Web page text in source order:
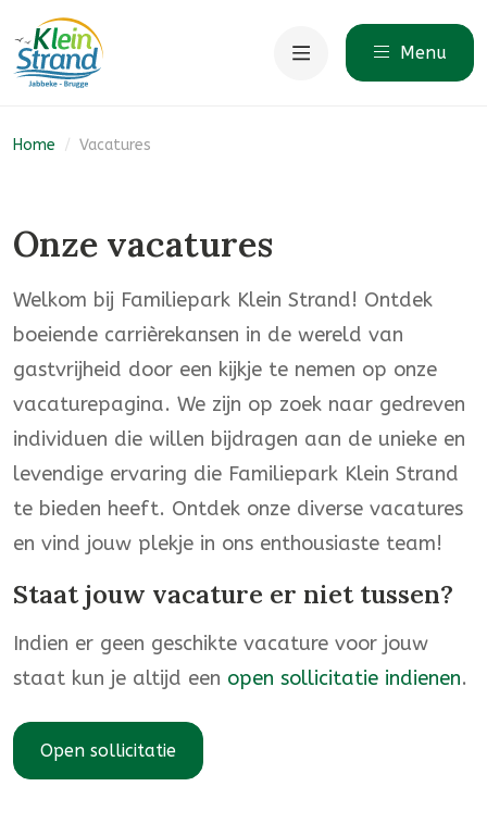
Menu
Home / Vacatures
Onze vacatures
Welkom bij Familiepark Klein Strand! Ontdek
boeiende carrièrekansen in de wereld van
gastvrijheid door een kijkje te nemen op onze
vacaturepagina. We zijn op zoek naar gedreven
individuen die willen bijdragen aan de unieke en
levendige ervaring die Familiepark Klein Strand
te bieden heeft. Ontdek onze diverse vacatures
en vind jouw plekje in ons enthousiaste team!
Staat jouw vacature er niet tussen?
Indien er geen geschikte vacature voor jouw
staat kun je altijd een open sollicitatie indienen.
Open sollicitatie